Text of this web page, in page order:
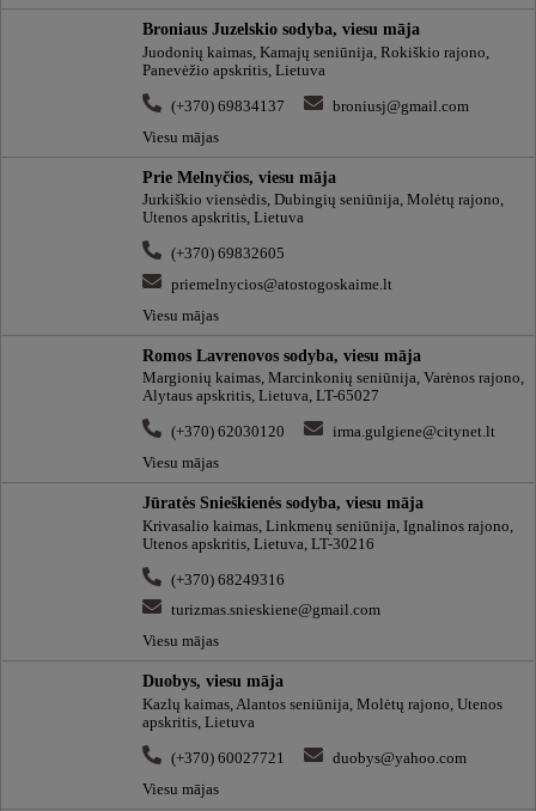
Broniaus Juzelskio sodyba, viesu māja
Juodonių kaimas, Kamajų seniūnija, Rokiškio rajono,
Panevėžio apskritis, Lietuva
(+370) 69834137
broniusj@gmail.com
Viesu mājas
Prie Melnyčios, viesu māja
Jurkiškio viensėdis, Dubingių seniūnija, Molėtų rajono,
Utenos apskritis, Lietuva
(+370) 69832605
priemelnycios@atostogoskaime.lt
Viesu mājas
Romos Lavrenovos sodyba, viesu māja
Margionių kaimas, Marcinkonių seniūnija, Varėnos rajono,
Alytaus apskritis, Lietuva, LT-65027
(+370) 62030120
irma.gulgiene@citynet.lt
Viesu mājas
Jūratės Snieškienės sodyba, viesu māja
Krivasalio kaimas, Linkmenų seniūnija, Ignalinos rajono,
Utenos apskritis, Lietuva, LT-30216
(+370) 68249316
turizmas.snieskiene@gmail.com
Viesu mājas
Duobys, viesu māja
Kazlų kaimas, Alantos seniūnija, Molėtų rajono, Utenos
apskritis, Lietuva
(+370) 60027721
duobys@yahoo.com
Viesu mājas